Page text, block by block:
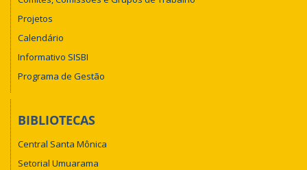
Projetos
Calendário
Informativo SISBI
Programa de Gestão
BIBLIOTECAS
Central Santa Mônica
Setorial Umuarama